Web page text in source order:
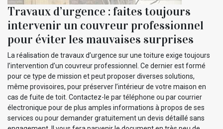
Travaux d’urgence : faites toujours
intervenir un couvreur professionnel
pour éviter les mauvaises surprises
La réalisation de travaux d’urgence sur une toiture exige toujours
l’intervention d’un couvreur professionnel. Ce dernier est formé
pour ce type de mission et peut proposer diverses solutions,
même provisoires, pour préserver l’intérieur de votre maison en
cas de fuite de toit. Contactez-le par téléphone ou par courrier
électronique pour de plus amples informations à propos de ses
services ou pour demander gratuitement un devis détaillé sans